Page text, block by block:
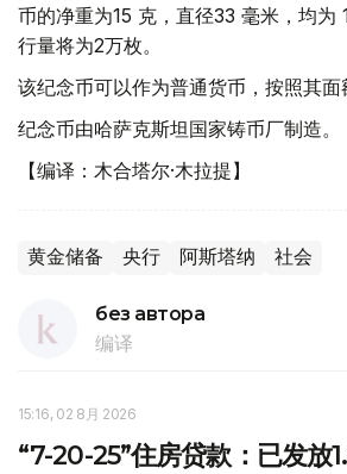
币的净重为15 克，直径33 毫米，均为
行量将为2万枚。
该纪念币可以作为普通货币，按照其面
纪念币由哈萨克斯坦国家铸币厂制造。
【编译：木合塔尔·木拉提】
黄金储备 央行 阿斯塔纳 社会
без автора
编译
15:16, 02 8月 2026
“7-20-25”住房贷款：已发放